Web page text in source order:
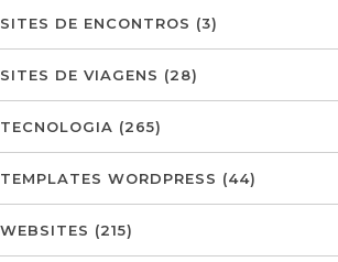
SITES DE ENCONTROS (3)
SITES DE VIAGENS (28)
TECNOLOGIA (265)
TEMPLATES WORDPRESS (44)
WEBSITES (215)